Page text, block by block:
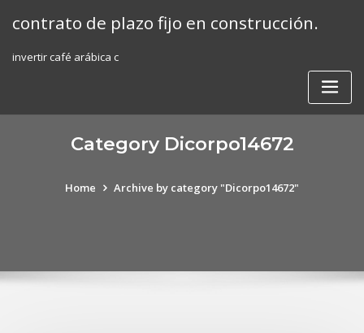
contrato de plazo fijo en construcción.
invertir café arábica c
Category Dicorpo14672
Home Archive by category "Dicorpo14672"